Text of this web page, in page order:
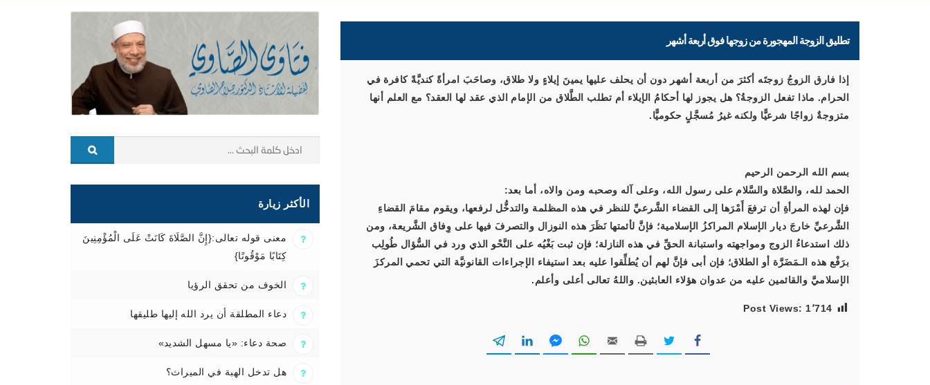
تطليق الزوجة المهجورة من زوجها فوق أربعة أشهر
إذا فارق الزوجُ زوجتَه أكثرَ من أربعة أشهر دون أن يحلف عليها يمينَ إيلاءٍ ولا طلاق، وصاحَبَ امرأةً كنديَّةً كافرة في
الحرام. ماذا تفعل الزوجةُ؟ هل يجوز لها أحكامُ الإيلاء أم تطلب الطَّلاق من الإمام الذي عقد لها العقد؟ مع العلم أنها
متزوجةٌ زواجًا شرعيًّا ولكنه غيرُ مُسجَّلٍ حكوميًّا.
بسم الله الرحمن الرحيم
الحمد لله، والصَّلاة والسَّلام على رسول الله، وعلى آله وصحبه ومن والاه، أما بعد:
فإن لهذه المرأةِ أن ترفعَ أَمْرَها إلى القضاء الشَّرعيِّ للنظر في هذه المظلمة والتدخُّل لرفعها، ويقوم مقامَ القضاءِ
الشَّرعيِّ خارجَ ديار الإسلام المراكزُ الإسلامية؛ فإنَّ لأئمتها نَظَرَ هذه النوزال والتصرفَ فيها على وِفاق الشَّريعة، ومن
ذلك استدعاءُ الزوج ومواجهته واستبانة الحقِّ في هذه النازلة؛ فإن ثبت بَغْيُه على النَّحْو الذي ورد في السُّؤال طُولِب
برَفْع هذه الـمَضَرَّة أو الطلاق؛ فإن أبى فإنَّ لهم أن يُطلِّقوا عليه بعد استيفاء الإجراءات القانونيَّة التي تحمي المركزَ
الإسلاميَّ والقائمين عليه من عدوان هؤلاء العابثين. واللهُ تعالى أعلى وأعلم.
Post Views: 1٬714
الأكثر زيارة
معنى قوله تعالى:{إِنَّ الصَّلَاةَ كَانَتْ عَلَى الْمُؤْمِنِينَ
كِتَابًا مَوْقُوتًا}
الخوف من تحقق الرؤيا
دعاء المطلقة أن يرد الله إليها طليقها
صحة دعاء: «يا مسهل الشديد»
هل تدخل الهبة في الميراث؟